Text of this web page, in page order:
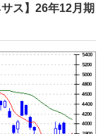
ス】26年12月期